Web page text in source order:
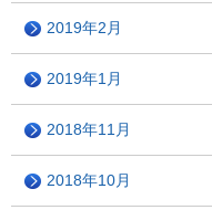
2019年2月
2019年1月
2018年11月
2018年10月